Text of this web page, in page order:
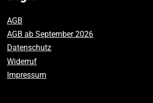
AGB
AGB ab September 2026
Datenschutz
Widerruf
Impressum